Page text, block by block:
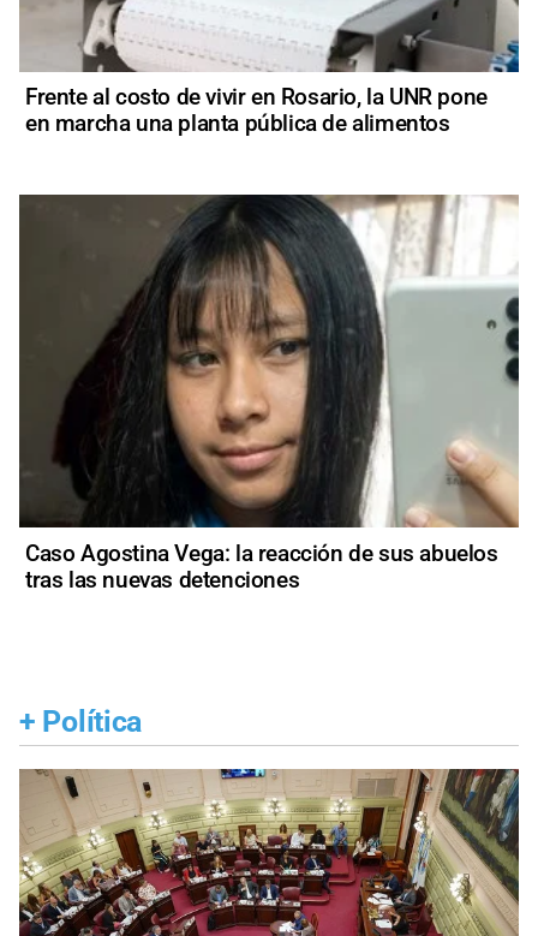
Frente al costo de vivir en Rosario, la UNR pone
en marcha una planta pública de alimentos
Caso Agostina Vega: la reacción de sus abuelos
tras las nuevas detenciones
+ Política